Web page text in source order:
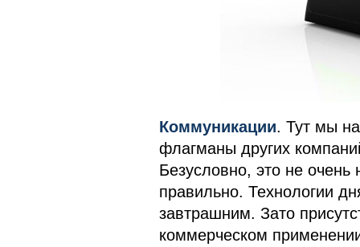
Коммуникации. Тут мы
флагманы других
Безусловно, это не очень
правильно. Технологии
завтрашним. Зато
коммерческом